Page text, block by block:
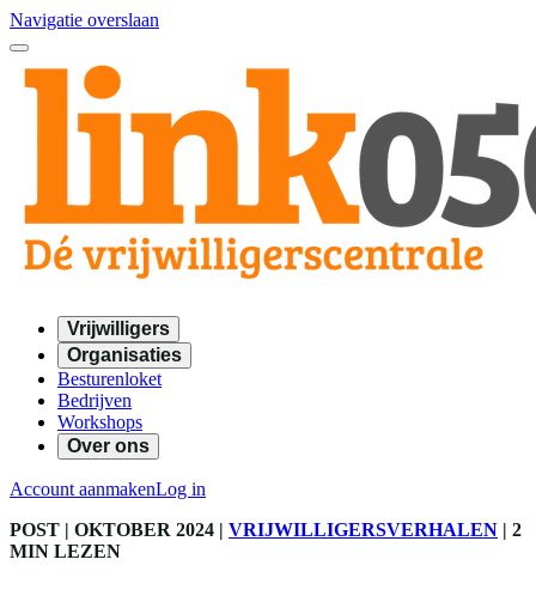
Navigatie overslaan
Vrijwilligers
Organisaties
Besturenloket
Bedrijven
Workshops
Over ons
Account aanmakenLog in
POST | OKTOBER 2024 | VRIJWILLIGERSVERHALEN | 2
MIN LEZEN